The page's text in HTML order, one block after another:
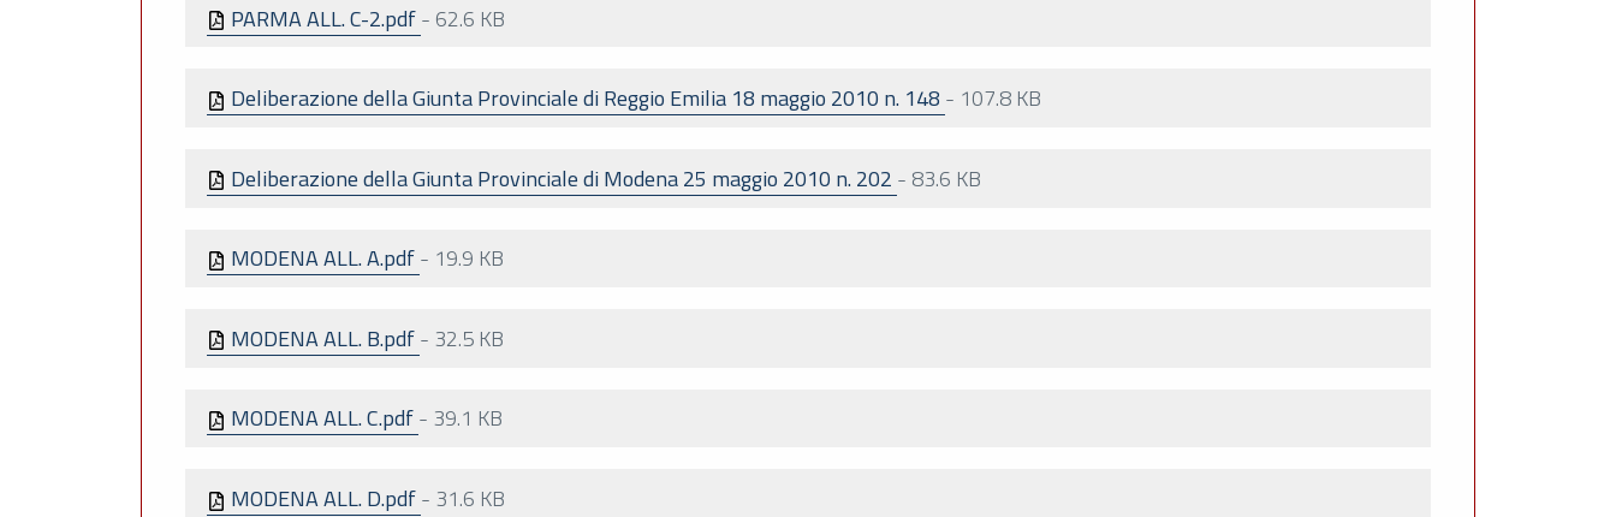
PARMA ALL. C-2.pdf- 62.6 KB
Deliberazione della Giunta Provinciale di Reggio Emilia 18 maggio 2010 n. 148 - 107.8 KB
Deliberazione della Giunta Provinciale di Modena 25 maggio 2010 n. 202 - 83.6 KB
MODENA ALL. A.pdf- 19.9 KB
MODENA ALL. B.pdf- 32.5 KB
MODENA ALL. C.pdf- 39.1 KB
MODENA ALL. D.pdf- 31.6 KB